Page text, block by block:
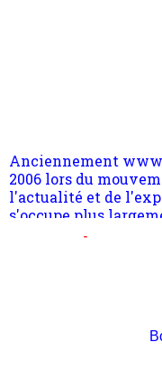
s'occupe plus
transformation dans
suivant la pensée du
nomme les
quant à nous déjà
articles pour être
vous le pouvez